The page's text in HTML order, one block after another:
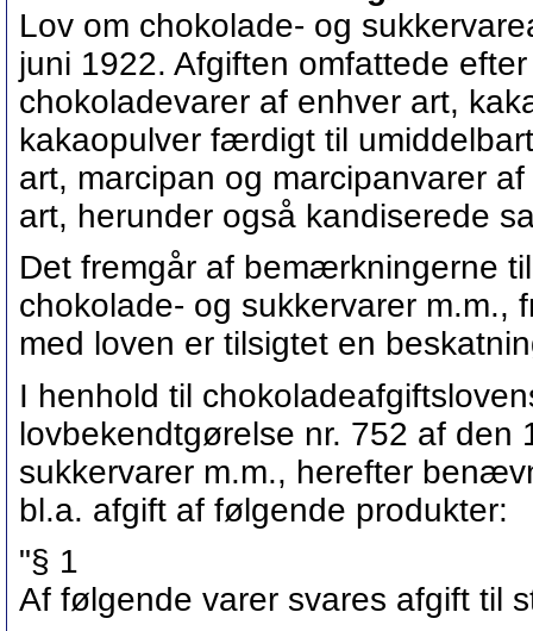
Lov om chokolade- og
juni 1922. Afgiften omfattede
chokoladevarer af enhver art,
kakaopulver færdigt til
art, marcipan og marcipanvarer
art, herunder også kandiserede
Det fremgår af bemærkningerne
chokolade- og sukkervarer m.m.,
med loven er tilsigtet en
I henhold til
lovbekendtgørelse nr. 752 af den
sukkervarer m.m., herefter
bl.a. afgift af følgende produkter:
"§ 1
Af følgende varer svares afgift til